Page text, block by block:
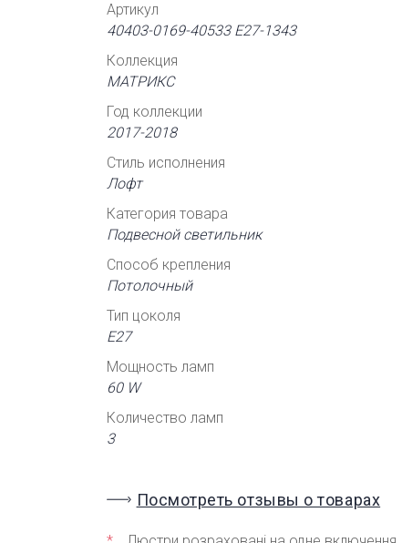
Артикул
40403-0169-40533 Е27-1343
Коллекция
МАТРИКС
Год коллекции
2017-2018
Стиль исполнения
Лофт
Категория товара
Подвесной светильник
Способ крепления
Потолочный
Тип цоколя
Е27
Мощность ламп
60 W
Количество ламп
3
Посмотреть отзывы о товарах